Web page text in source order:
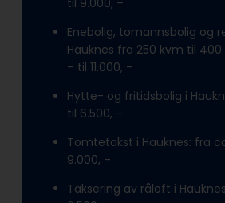
til 9.000, –
Enebolig, tomannsbolig og
Hauknes fra 250 kvm til 400
– til 11.000, –
Hytte- og fritidsbolig i
til 6.500, –
Tomtetakst i Hauknes: fra
9.000, –
Taksering av råloft i